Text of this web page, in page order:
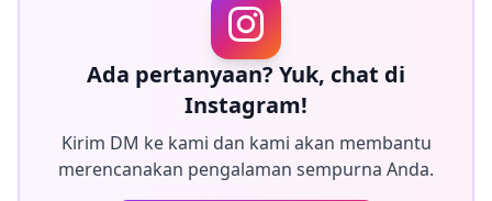
penyesuaian dapat dilakukan pada suasana hati dan
Biarkan kami mengabadikan momen spesial Anda di
Hakata melalui layanan fotografi kami!
◆ Informasi penting:
Ada pertanyaan? Yuk, chat di
Instagram!
Kirim DM ke kami dan kami akan membantu
merencanakan pengalaman sempurna Anda.